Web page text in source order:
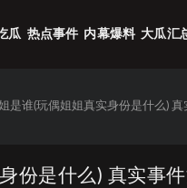
瓜 热点事件 内幕爆料 大瓜汇
是谁(玩偶姐姐真实身份是什么) 真
份是什么) 真实事